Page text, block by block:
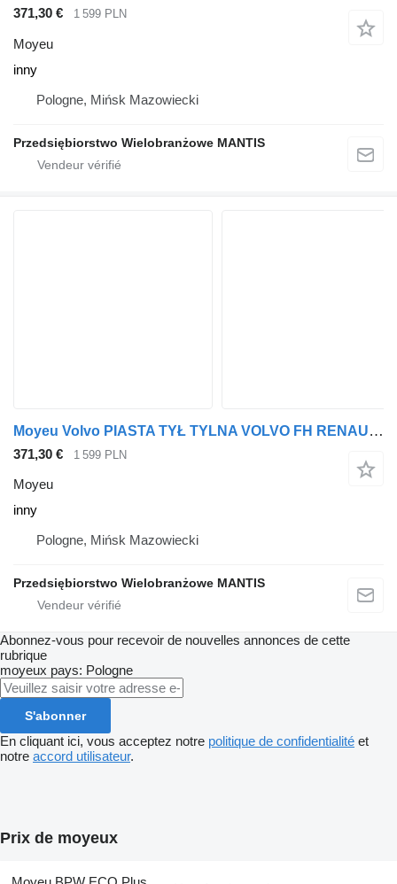
371,30 € 1 599 PLN
Moyeu
inny
Pologne, Mińsk Mazowiecki
Przedsiębiorstwo Wielobranżowe MANTIS
Moyeu Volvo PIASTA TYŁ TYLNA VOLVO FH RENAULT GAMMA T inny pour tracteur routier
371,30 € 1 599 PLN
Moyeu
inny
Pologne, Mińsk Mazowiecki
Przedsiębiorstwo Wielobranżowe MANTIS
Abonnez-vous pour recevoir de nouvelles annonces de cette
rubrique
moyeux pays: Pologne
S'abonner
En cliquant ici, vous acceptez notre politique de confidentialité et
notre accord utilisateur.
Prix de moyeux